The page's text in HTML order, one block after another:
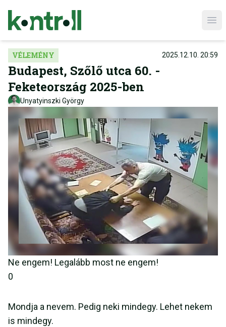
VÉLEMÉNY 2025.12.10. 20:59
Budapest, Szőlő utca 60. -
Feketeország 2025-ben
Unyatyinszki György
Ne engem! Legalább most ne engem!
0
Mondja a nevem. Pedig neki mindegy. Lehet nekem
is mindegy.